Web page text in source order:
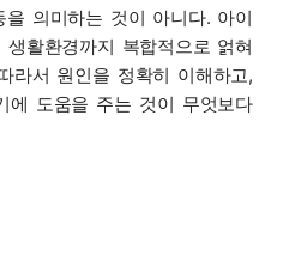
의미하는 것이 아니다. 아이
활환경까지 복합적으로 얽혀
라서 원인을 정확히 이해하고,
에 도움을 주는 것이 무엇보다